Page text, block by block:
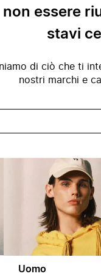
essere
stavi
di ciò che ti
nostri marchi e
Uomo